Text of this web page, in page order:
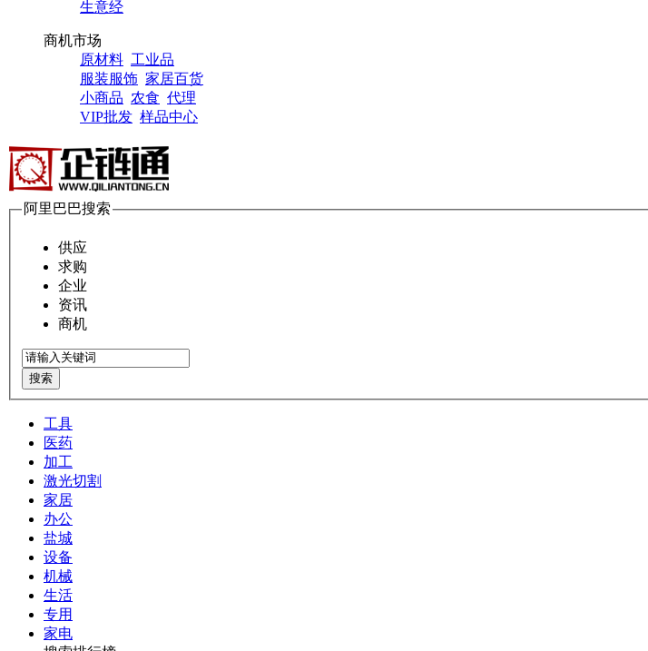
生意经
商机市场
原材料 工业品
服装服饰 家居百货
小商品 农食 代理
VIP批发 样品中心
阿里巴巴搜索
供应
求购
企业
资讯
商机
搜索
工具
医药
加工
激光切割
家居
办公
盐城
设备
机械
生活
专用
家电